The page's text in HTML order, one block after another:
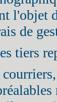
l'objet
de
tiers